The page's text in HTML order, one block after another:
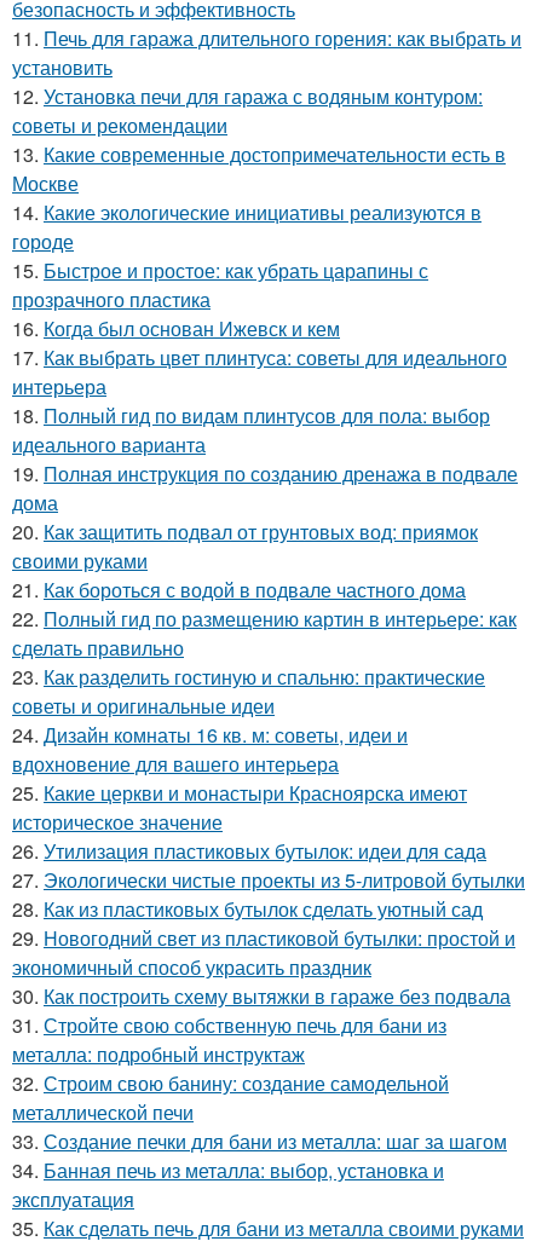
безопасность и эффективность
11. Печь для гаража длительного горения: как выбрать и
установить
12. Установка печи для гаража с водяным контуром:
советы и рекомендации
13. Какие современные достопримечательности есть в
Москве
14. Какие экологические инициативы реализуются в
городе
15. Быстрое и простое: как убрать царапины с
прозрачного пластика
16. Когда был основан Ижевск и кем
17. Как выбрать цвет плинтуса: советы для идеального
интерьера
18. Полный гид по видам плинтусов для пола: выбор
идеального варианта
19. Полная инструкция по созданию дренажа в подвале
дома
20. Как защитить подвал от грунтовых вод: приямок
своими руками
21. Как бороться с водой в подвале частного дома
22. Полный гид по размещению картин в интерьере: как
сделать правильно
23. Как разделить гостиную и спальню: практические
советы и оригинальные идеи
24. Дизайн комнаты 16 кв. м: советы, идеи и
вдохновение для вашего интерьера
25. Какие церкви и монастыри Красноярска имеют
историческое значение
26. Утилизация пластиковых бутылок: идеи для сада
27. Экологически чистые проекты из 5-литровой бутылки
28. Как из пластиковых бутылок сделать уютный сад
29. Новогодний свет из пластиковой бутылки: простой и
экономичный способ украсить праздник
30. Как построить схему вытяжки в гараже без подвала
31. Стройте свою собственную печь для бани из
металла: подробный инструктаж
32. Строим свою банину: создание самодельной
металлической печи
33. Создание печки для бани из металла: шаг за шагом
34. Банная печь из металла: выбор, установка и
эксплуатация
35. Как сделать печь для бани из металла своими руками